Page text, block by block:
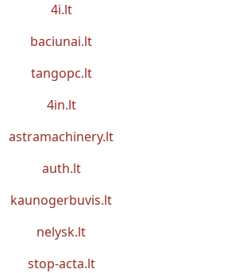
4i.lt
baciunai.lt
tangopc.lt
4in.lt
astramachinery.lt
auth.lt
kaunogerbuvis.lt
nelysk.lt
stop-acta.lt